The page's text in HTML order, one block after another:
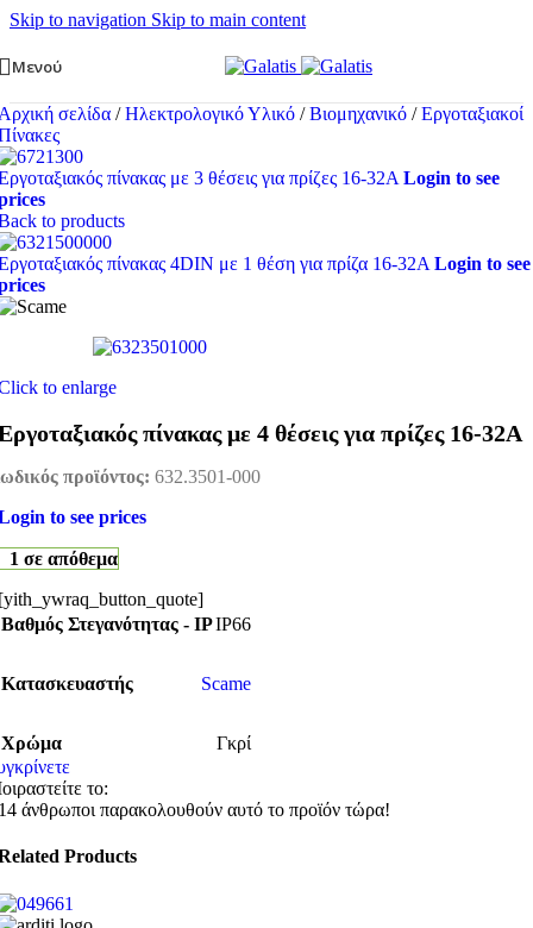
Skip to navigation Skip to main content
Μενού
σελίδα / Ηλεκτρολογικό Υλικό / Βιομηχανικό / Εργοταξιακοί
πίνακας με 3 θέσεις για πρίζες 16-32A Login to see
to products
πίνακας 4DIN με 1 θέση για πρίζα 16-32A Login to see
to enlarge
πίνακας με 4 θέσεις για πρίζες 16-32A
προϊόντος: 632.3501-000
to see prices
1 σε απόθεμα
Βαθμός Στεγανότητας - IPIP66
Κατασκευαστής Scame
Χρώμα
Γκρί
το:
άνθρωποι παρακολουθούν αυτό το προϊόν τώρα!
Products